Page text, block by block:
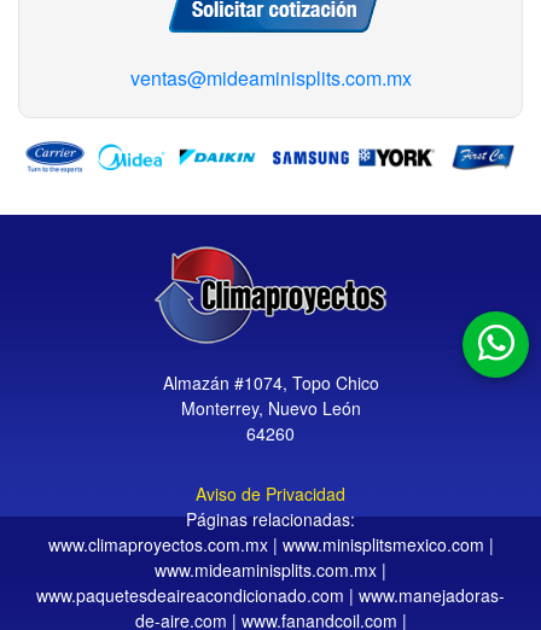
ventas@mideaminisplits.com.mx
Almazán #1074, Topo Chico
Monterrey, Nuevo León
64260
Aviso de Privacidad
Páginas relacionadas:
www.climaproyectos.com.mx| www.minisplitsmexico.com |
www.mideaminisplits.com.mx |
www.paquetesdeaireacondicionado.com | www.manejadoras-
de-aire.com | www.fanandcoil.com |